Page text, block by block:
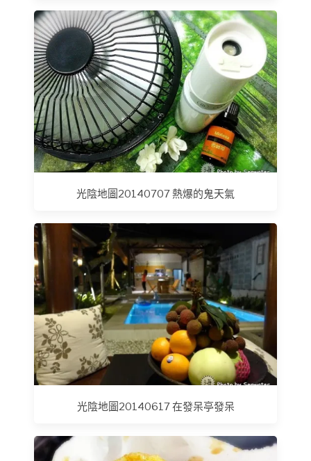
光陰地圖20140707 熱爆的鬼天氣
光陰地圖20140617 在發呆亭發呆